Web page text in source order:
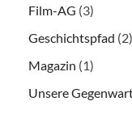
Film-AG (3)
Geschichtspfad (2)
Magazin (1)
Unsere